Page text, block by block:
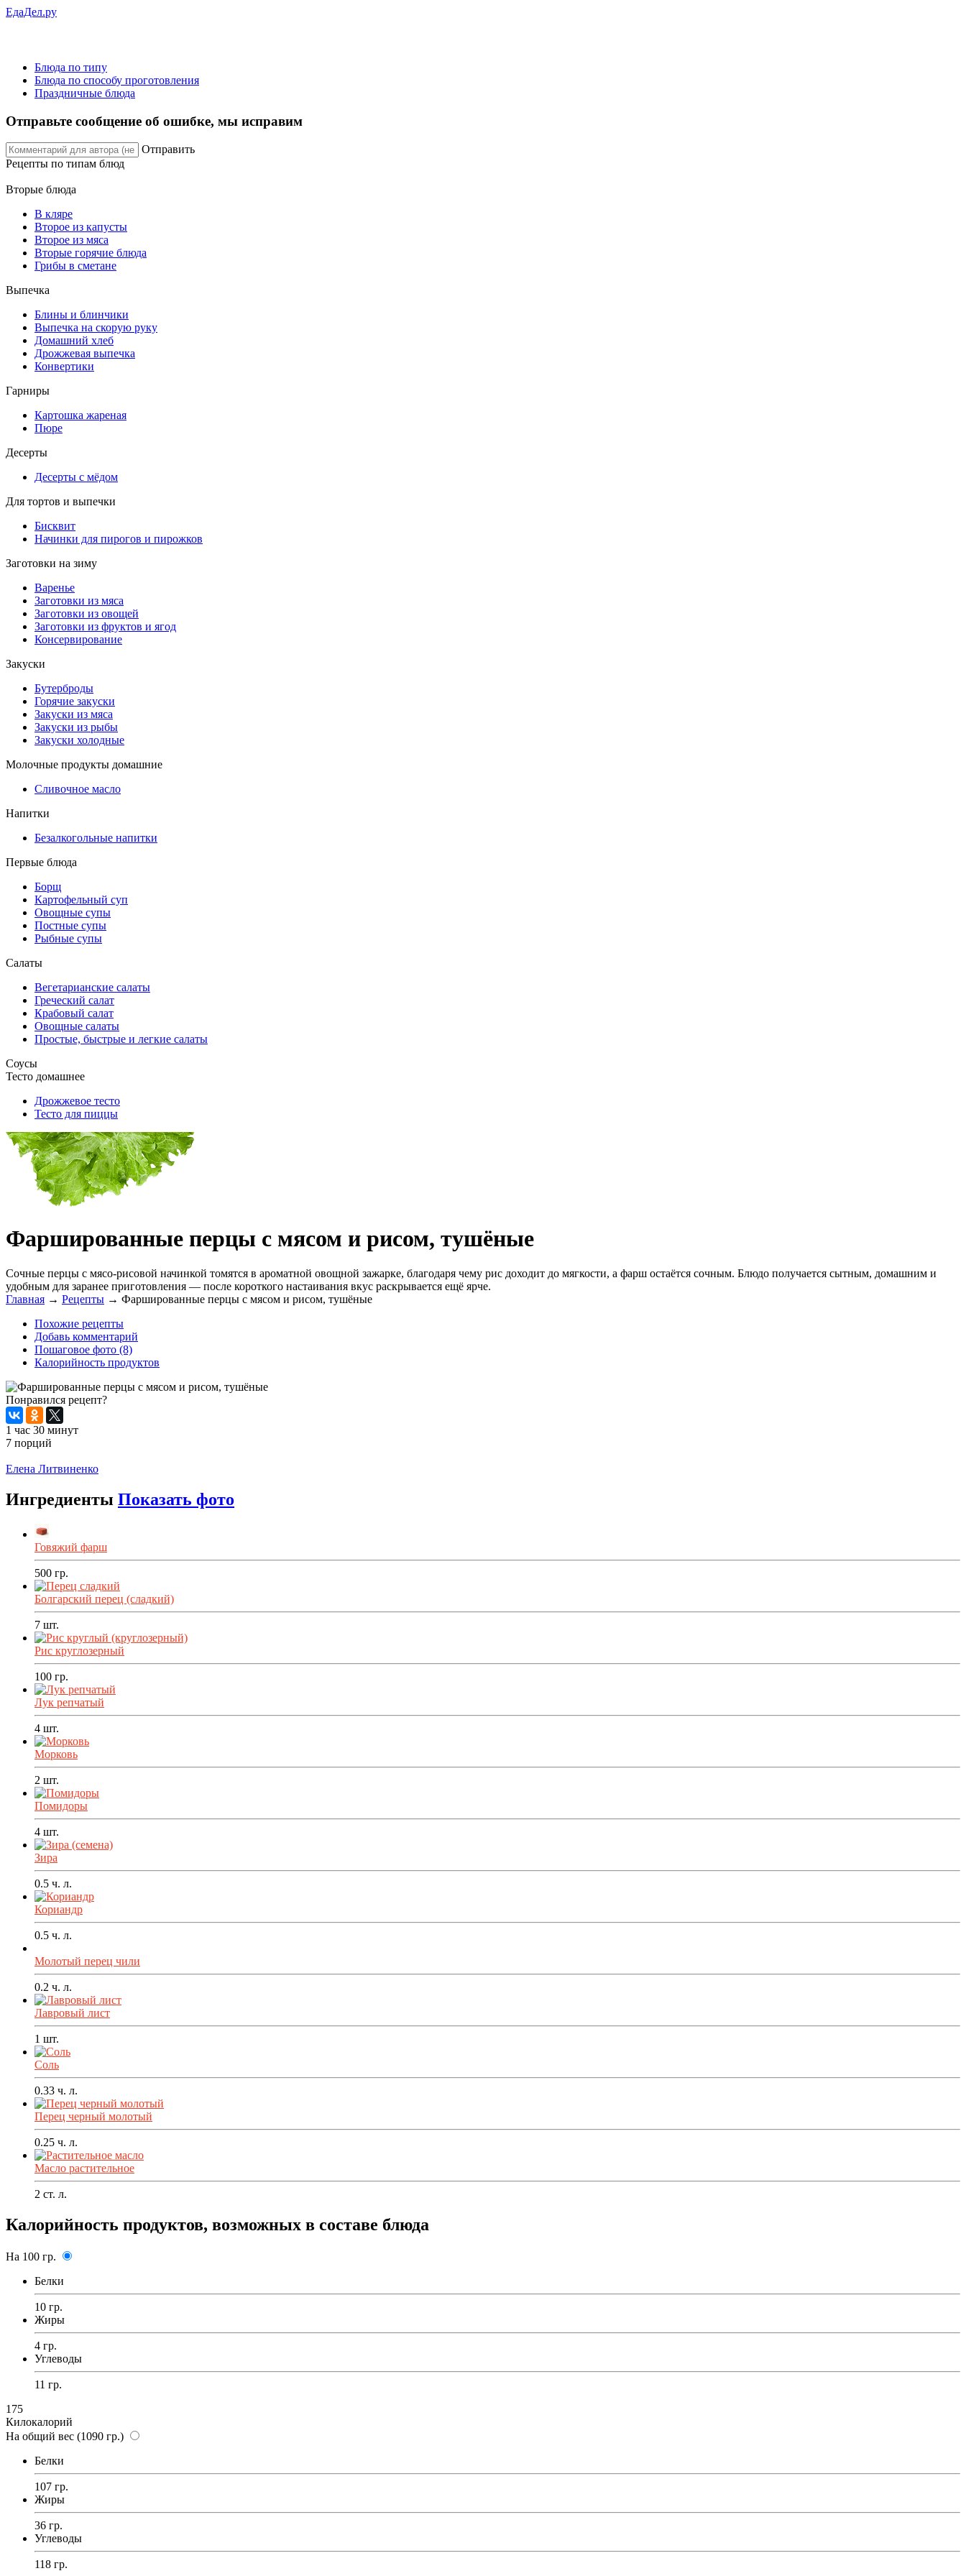
ЕдаДел.ру
Блюда по типу
Блюда по способу проготовления
Праздничные блюда
Отправьте сообщение об ошибке, мы исправим
Отправить
Рецепты по типам блюд
Вторые блюда
В кляре
Второе из капусты
Второе из мяса
Вторые горячие блюда
Грибы в сметане
Выпечка
Блины и блинчики
Выпечка на скорую руку
Домашний хлеб
Дрожжевая выпечка
Конвертики
Гарниры
Картошка жареная
Пюре
Десерты
Десерты с мёдом
Для тортов и выпечки
Бисквит
Начинки для пирогов и пирожков
Заготовки на зиму
Варенье
Заготовки из мяса
Заготовки из овощей
Заготовки из фруктов и ягод
Консервирование
Закуски
Бутерброды
Горячие закуски
Закуски из мяса
Закуски из рыбы
Закуски холодные
Молочные продукты домашние
Сливочное масло
Напитки
Безалкогольные напитки
Первые блюда
Борщ
Картофельный суп
Овощные супы
Постные супы
Рыбные супы
Салаты
Вегетарианские салаты
Греческий салат
Крабовый салат
Овощные салаты
Простые, быстрые и легкие салаты
Соусы
Тесто домашнее
Дрожжевое тесто
Тесто для пиццы
Фаршированные перцы с мясом и рисом, тушёные
Сочные перцы с мясо-рисовой начинкой томятся в ароматной овощной зажарке, благодаря чему рис доходит до мягкости, а фарш остаётся сочным. Блюдо получается сытным, домашним и
удобным для заранее приготовления — после короткого настаивания вкус раскрывается ещё ярче.
Главная → Рецепты → Фаршированные перцы с мясом и рисом, тушёные
Похожие рецепты
Добавь комментарий
Пошаговое фото (8)
Калорийность продуктов
Понравился рецепт?
1 час 30 минут
7 порций
Елена Литвиненко
Ингредиенты Показать фото
Говяжий фарш
500 гр.
Болгарский перец (сладкий)
7 шт.
Рис круглозерный
100 гр.
Лук репчатый
4 шт.
Морковь
2 шт.
Помидоры
4 шт.
Зира
0.5 ч. л.
Кориандр
0.5 ч. л.
Молотый перец чили
0.2 ч. л.
Лавровый лист
1 шт.
Соль
0.33 ч. л.
Перец черный молотый
0.25 ч. л.
Масло растительное
2 ст. л.
Калорийность продуктов, возможных в составе блюда
На 100 гр.
Белки
10 гр.
Жиры
4 гр.
Углеводы
11 гр.
175
Килокалорий
На общий вес (1090 гр.)
Белки
107 гр.
Жиры
36 гр.
Углеводы
118 гр.